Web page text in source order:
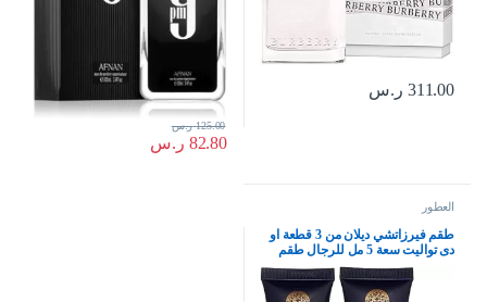
311.00 ر.س
82.80 ر.س
125.00 ر.س
العطور
طقم فيرزاتشي ديلان من 3 قطعة او
دى تواليت سعة 5 مل للرجال طقم
باحجام صغيرة للرجال